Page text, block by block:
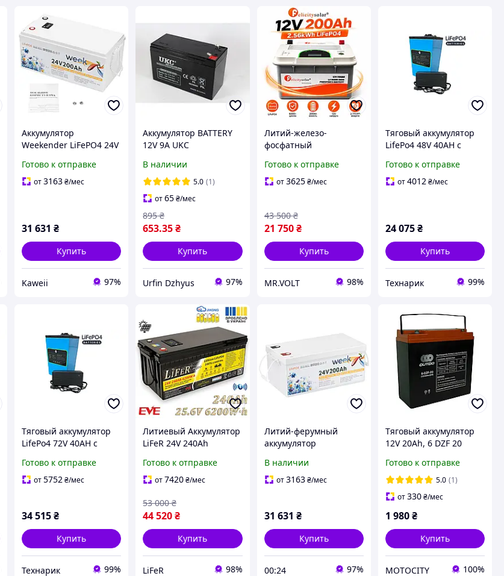
Аккумулятор
Weekender LiFePO4 24V
встроенной BMS
платой и ЖК-дисплеем
Готово к отправке
от3163₴/мес
31 631 ₴
Купить
Kaweii 97%
Аккумулятор BATTERY
12V 9A UKC
батарея
В наличии
5.0 (1)
от65₴/мес
653.35₴
895 ₴
Купить
Urfin Dzhyus 97%
Литий-железо-
фосфатный
резервного питания
12V 200Ah Аккумулятор
солнечных систем
Готово к отправке
от3625 ₴/мес
21 750 ₴
43 500 ₴
Купить
MR.VOLT 98%
Тяговый аккумулятор
LifePo4 48V 40AH с
LFP (литий-железо-
фосфат) 48V40AH
Готово к отправке
от4012₴/мес
24 075₴
Купить
Технарик 99%
Тяговый аккумулятор
LifePo4 72V 40AH с
LFP (литий-железо-
фосфат) 72V40AH
Готово к отправке
от5752₴/мес
34 515₴
Купить
Технарик 99%
Литиевый Аккумулятор
LiFeR 24V 240Ah
Тяговый аккумулятор
для инвертора, EVE
Готово к отправке
от7420₴/мес
44 520₴
53 000 ₴
Купить
LiFeR 98%
Литий-ферумный
аккумулятор
25.6V, 200Ah
В наличии
от3163 ₴/мес
31 631 ₴
Купить
00:24 97%
Тяговый аккумулятор
12V 20Ah, 6 DZF 20
Готово к отправке
5.0 (1)
от330₴/мес
1 980₴
Купить
MOTOCITY 100%